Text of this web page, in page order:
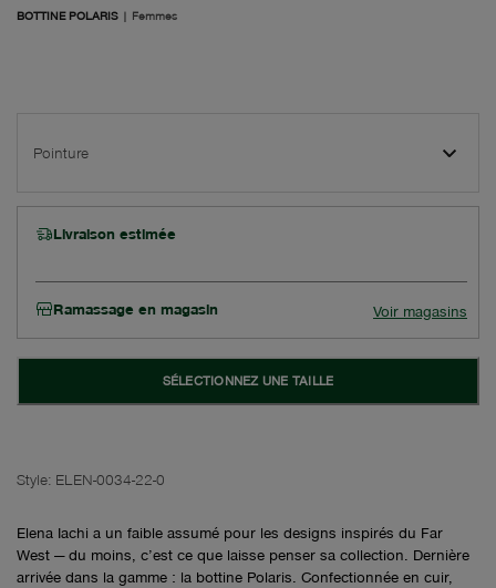
BOTTINE POLARIS | Femmes
Pointure
Livraison estimée
Ramassage en magasin Voir magasins
SÉLECTIONNEZ UNE TAILLE
Style: ELEN-0034-22-0
Elena Iachi a un faible assumé pour les designs inspirés du Far
West — du moins, c’est ce que laisse penser sa collection. Dernière
arrivée dans la gamme : la bottine Polaris. Confectionnée en cuir,